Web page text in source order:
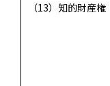
（13）知的財産権